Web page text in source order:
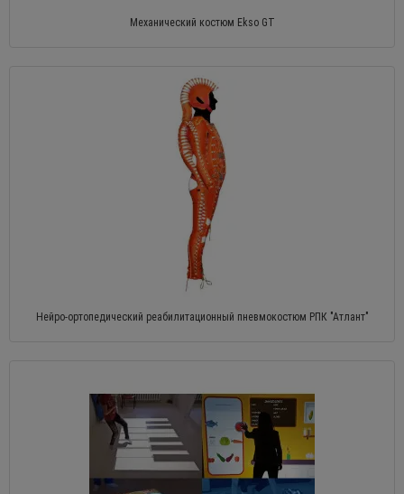
Механический костюм Ekso GT
Нейро-ортопедический реабилитационный пневмокостюм РПК "Атлант"